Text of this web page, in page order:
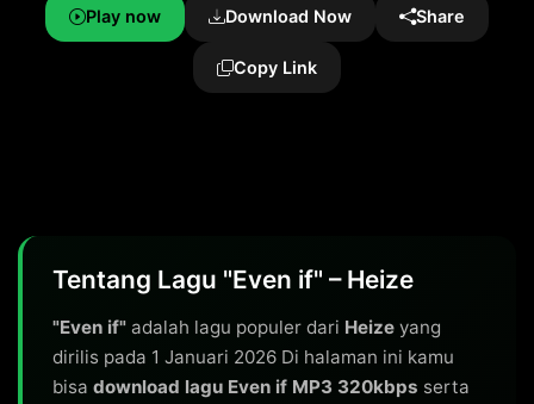
Play now Download Now Share
Copy Link
Tentang Lagu "Even if" – Heize
"Even if" adalah lagu populer dari Heize yang
dirilis pada 1 Januari 2026 Di halaman ini kamu
bisa download lagu Even if MP3 320kbps serta